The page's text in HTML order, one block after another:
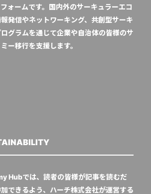
ォームです。国内外のサーキュラーエコ
発信やネットワーキング、共創型サーキ
グラムを通じて企業や自治体の皆様のサ
ー移行を支援します。
Hubでは、読者の皆様が記事を読むだ
できるよう、ハーチ株式会社が運営する